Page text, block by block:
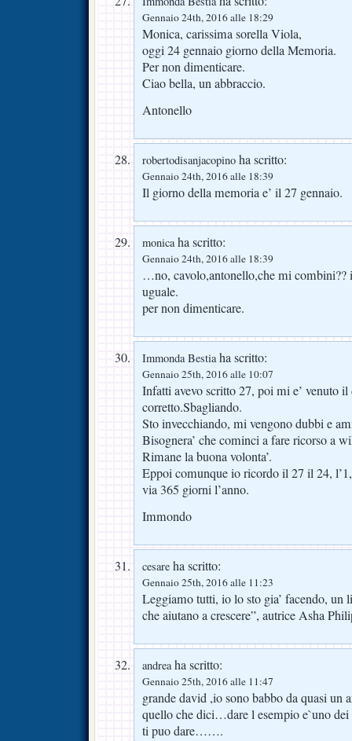
Gennaio 24th, 2016 alle 18:29
Monica, carissima sorella Viola,
oggi 24 gennaio giorno della Memoria.
Per non dimenticare.
Ciao bella, un abbraccio.
Antonello
robertodisanjacopino ha scritto:
Gennaio 24th, 2016 alle 18:39
Il giorno della memoria e’ il 27 gennaio.
monicaha scritto:
Gennaio 24th, 2016 alle 18:39
…no, cavolo,antonello,che mi combini??
uguale.
per non dimenticare.
Immonda Bestiaha scritto:
Gennaio 25th, 2016 alle 10:07
Infatti avevo scritto 27, poi mi e’ venuto
corretto.Sbagliando.
Sto invecchiando, mi vengono dubbi e
Bisognera’ che cominci a fare ricorso a
Rimane la buona volonta’.
Eppoi comunque io ricordo il 27 il 24,
via 365 giorni l’anno.
Immondo
cesare ha scritto:
Gennaio 25th, 2016 alle 11:23
Leggiamo tutti, io lo sto gia’ facendo, un
che aiutano a crescere”, autrice Asha
andreaha scritto:
Gennaio 25th, 2016 alle 11:47
grande david ,io sono babbo da quasi
quello che dici…dare l esempio e`uno
ti puo dare…….